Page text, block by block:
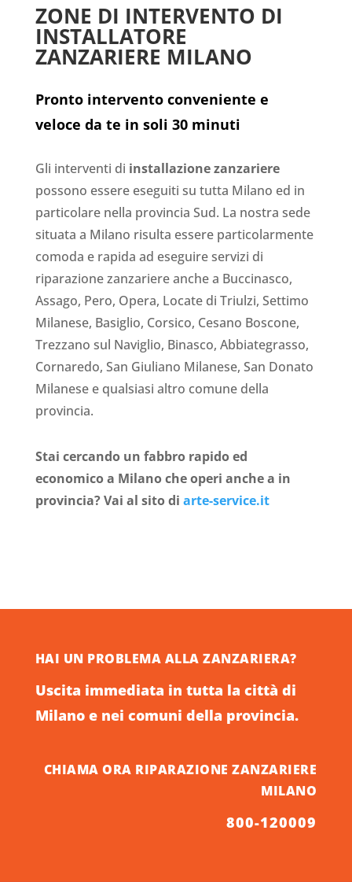
ZONE DI INTERVENTO DI
INSTALLATORE
ZANZARIERE MILANO
Pronto intervento conveniente e
veloce da te in soli 30 minuti
Gli interventi di installazione zanzariere
possono essere eseguiti su tutta Milano ed in
particolare nella provincia Sud. La nostra sede
situata a Milano risulta essere particolarmente
comoda e rapida ad eseguire servizi di
riparazione zanzariere anche a Buccinasco,
Assago, Pero, Opera, Locate di Triulzi, Settimo
Milanese, Basiglio, Corsico, Cesano Boscone,
Trezzano sul Naviglio, Binasco, Abbiategrasso,
Cornaredo, San Giuliano Milanese, San Donato
Milanese e qualsiasi altro comune della
provincia.
Stai cercando un fabbro rapido ed
economico a Milano che operi anche a in
provincia? Vai al sito di arte-service.it
HAI UN PROBLEMA ALLA ZANZARIERA?
Uscita immediata in tutta la città di
Milano e nei comuni della provincia.
CHIAMA ORA RIPARAZIONE ZANZARIERE
MILANO
800-120009